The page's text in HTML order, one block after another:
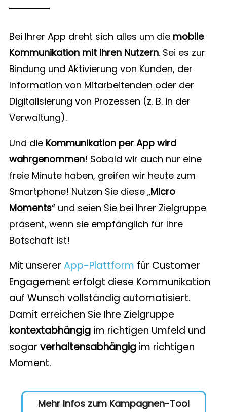
Bei Ihrer App dreht sich alles um die mobile
Kommunikation mit Ihren Nutzern. Sei es zur
Bindung und Aktivierung von Kunden, der
Information von Mitarbeitenden oder der
Digitalisierung von Prozessen (z. B. in der
Verwaltung).
Und die Kommunikation per App wird
wahrgenommen! Sobald wir auch nur eine
freie Minute haben, greifen wir heute zum
Smartphone! Nutzen Sie diese „Micro
Moments“ und seien Sie bei Ihrer Zielgruppe
präsent, wenn sie empfänglich für Ihre
Botschaft ist!
Mit unserer App-Plattform für Customer
Engagement erfolgt diese Kommunikation
auf Wunsch vollständig automatisiert.
Damit erreichen Sie Ihre Zielgruppe
kontextabhängigim richtigen Umfeld und
sogar verhaltensabhängigim richtigen
Moment.
Mehr Infos zum Kampagnen-Tool